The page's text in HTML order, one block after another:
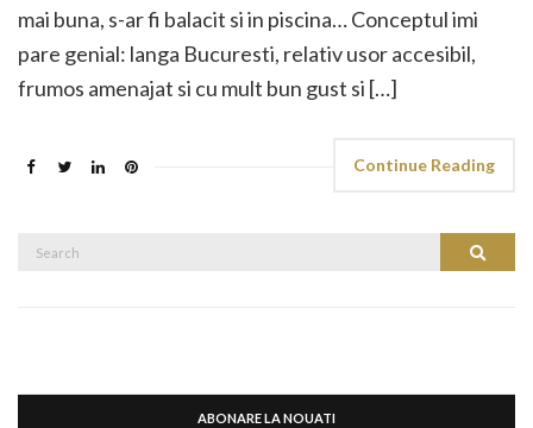
mai buna, s-ar fi balacit si in piscina… Conceptul imi
pare genial: langa Bucuresti, relativ usor accesibil,
frumos amenajat si cu mult bun gust si […]
Continue Reading
Search
ABONARE LA NOUATI